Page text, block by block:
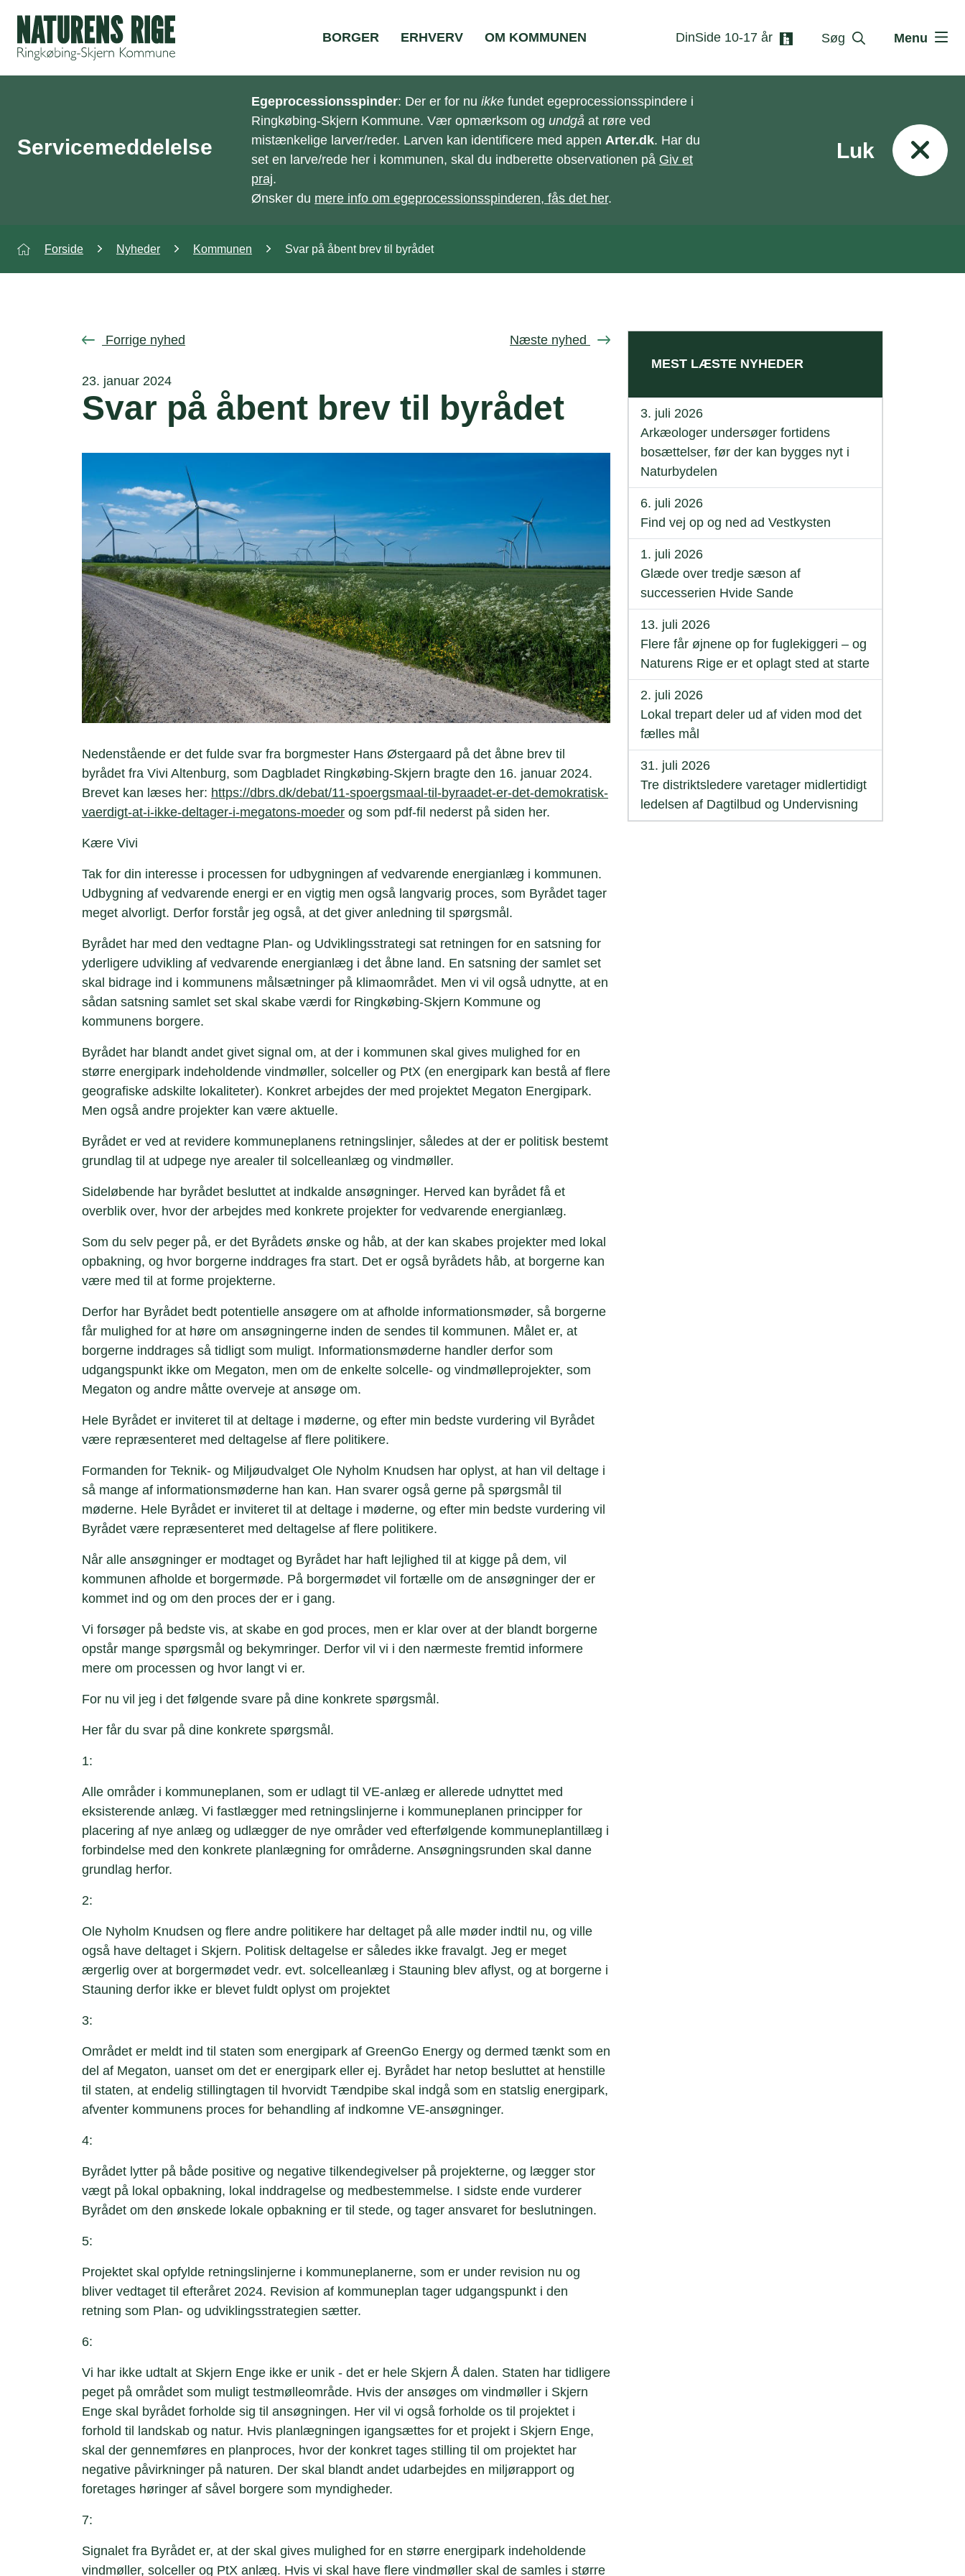
BORGER ERHVERV OM KOMMUNEN DinSide 10-17 år Søg Menu
Servicemeddelelse
Egeprocessionsspinder: Der er for nu ikke fundet egeprocessionsspindere i
Ringkøbing-Skjern Kommune. Vær opmærksom og undgå at røre ved
mistænkelige larver/reder. Larven kan identificere med appen Arter.dk. Har du
set en larve/rede her i kommunen, skal du indberette observationen på Giv et
praj.
Ønsker du mere info om egeprocessionsspinderen, fås det her.
Luk
Forside Nyheder Kommunen Svar på åbent brev til byrådet
Forrige nyhed Næste nyhed
23. januar 2024
Svar på åbent brev til byrådet
Nedenstående er det fulde svar fra borgmester Hans Østergaard på det åbne brev til
byrådet fra Vivi Altenburg, som Dagbladet Ringkøbing-Skjern bragte den 16. januar 2024.
Brevet kan læses her: https://dbrs.dk/debat/11-spoergsmaal-til-byraadet-er-det-demokratisk-
vaerdigt-at-i-ikke-deltager-i-megatons-moeder og som pdf-fil nederst på siden her.
Kære Vivi
Tak for din interesse i processen for udbygningen af vedvarende energianlæg i kommunen.
Udbygning af vedvarende energi er en vigtig men også langvarig proces, som Byrådet tager
meget alvorligt. Derfor forstår jeg også, at det giver anledning til spørgsmål.
Byrådet har med den vedtagne Plan- og Udviklingsstrategi sat retningen for en satsning for
yderligere udvikling af vedvarende energianlæg i det åbne land. En satsning der samlet set
skal bidrage ind i kommunens målsætninger på klimaområdet. Men vi vil også udnytte, at en
sådan satsning samlet set skal skabe værdi for Ringkøbing-Skjern Kommune og
kommunens borgere.
Byrådet har blandt andet givet signal om, at der i kommunen skal gives mulighed for en
større energipark indeholdende vindmøller, solceller og PtX (en energipark kan bestå af flere
geografiske adskilte lokaliteter). Konkret arbejdes der med projektet Megaton Energipark.
Men også andre projekter kan være aktuelle.
Byrådet er ved at revidere kommuneplanens retningslinjer, således at der er politisk bestemt
grundlag til at udpege nye arealer til solcelleanlæg og vindmøller.
Sideløbende har byrådet besluttet at indkalde ansøgninger. Herved kan byrådet få et
overblik over, hvor der arbejdes med konkrete projekter for vedvarende energianlæg.
Som du selv peger på, er det Byrådets ønske og håb, at der kan skabes projekter med lokal
opbakning, og hvor borgerne inddrages fra start. Det er også byrådets håb, at borgerne kan
være med til at forme projekterne.
Derfor har Byrådet bedt potentielle ansøgere om at afholde informationsmøder, så borgerne
får mulighed for at høre om ansøgningerne inden de sendes til kommunen. Målet er, at
borgerne inddrages så tidligt som muligt. Informationsmøderne handler derfor som
udgangspunkt ikke om Megaton, men om de enkelte solcelle- og vindmølleprojekter, som
Megaton og andre måtte overveje at ansøge om.
Hele Byrådet er inviteret til at deltage i møderne, og efter min bedste vurdering vil Byrådet
være repræsenteret med deltagelse af flere politikere.
Formanden for Teknik- og Miljøudvalget Ole Nyholm Knudsen har oplyst, at han vil deltage i
så mange af informationsmøderne han kan. Han svarer også gerne på spørgsmål til
møderne. Hele Byrådet er inviteret til at deltage i møderne, og efter min bedste vurdering vil
Byrådet være repræsenteret med deltagelse af flere politikere.
Når alle ansøgninger er modtaget og Byrådet har haft lejlighed til at kigge på dem, vil
kommunen afholde et borgermøde. På borgermødet vil fortælle om de ansøgninger der er
kommet ind og om den proces der er i gang.
Vi forsøger på bedste vis, at skabe en god proces, men er klar over at der blandt borgerne
opstår mange spørgsmål og bekymringer. Derfor vil vi i den nærmeste fremtid informere
mere om processen og hvor langt vi er.
For nu vil jeg i det følgende svare på dine konkrete spørgsmål.
Her får du svar på dine konkrete spørgsmål.
1:
Alle områder i kommuneplanen, som er udlagt til VE-anlæg er allerede udnyttet med
eksisterende anlæg. Vi fastlægger med retningslinjerne i kommuneplanen principper for
placering af nye anlæg og udlægger de nye områder ved efterfølgende kommuneplantillæg i
forbindelse med den konkrete planlægning for områderne. Ansøgningsrunden skal danne
grundlag herfor.
2:
Ole Nyholm Knudsen og flere andre politikere har deltaget på alle møder indtil nu, og ville
også have deltaget i Skjern. Politisk deltagelse er således ikke fravalgt. Jeg er meget
ærgerlig over at borgermødet vedr. evt. solcelleanlæg i Stauning blev aflyst, og at borgerne i
Stauning derfor ikke er blevet fuldt oplyst om projektet
3:
Området er meldt ind til staten som energipark af GreenGo Energy og dermed tænkt som en
del af Megaton, uanset om det er energipark eller ej. Byrådet har netop besluttet at henstille
til staten, at endelig stillingtagen til hvorvidt Tændpibe skal indgå som en statslig energipark,
afventer kommunens proces for behandling af indkomne VE-ansøgninger.
4:
Byrådet lytter på både positive og negative tilkendegivelser på projekterne, og lægger stor
vægt på lokal opbakning, lokal inddragelse og medbestemmelse. I sidste ende vurderer
Byrådet om den ønskede lokale opbakning er til stede, og tager ansvaret for beslutningen.
5:
Projektet skal opfylde retningslinjerne i kommuneplanerne, som er under revision nu og
bliver vedtaget til efteråret 2024. Revision af kommuneplan tager udgangspunkt i den
retning som Plan- og udviklingsstrategien sætter.
6:
Vi har ikke udtalt at Skjern Enge ikke er unik - det er hele Skjern Å dalen. Staten har tidligere
peget på området som muligt testmølleområde. Hvis der ansøges om vindmøller i Skjern
Enge skal byrådet forholde sig til ansøgningen. Her vil vi også forholde os til projektet i
forhold til landskab og natur. Hvis planlægningen igangsættes for et projekt i Skjern Enge,
skal der gennemføres en planproces, hvor der konkret tages stilling til om projektet har
negative påvirkninger på naturen. Der skal blandt andet udarbejdes en miljørapport og
foretages høringer af såvel borgere som myndigheder.
7:
Signalet fra Byrådet er, at der skal gives mulighed for en større energipark indeholdende
vindmøller, solceller og PtX anlæg. Hvis vi skal have flere vindmøller skal de samles i større
MEST LÆSTE NYHEDER
3. juli 2026
Arkæologer undersøger fortidens
bosættelser, før der kan bygges nyt i
Naturbydelen
6. juli 2026
Find vej op og ned ad Vestkysten
1. juli 2026
Glæde over tredje sæson af
successerien Hvide Sande
13. juli 2026
Flere får øjnene op for fuglekiggeri – og
Naturens Rige er et oplagt sted at starte
2. juli 2026
Lokal trepart deler ud af viden mod det
fælles mål
31. juli 2026
Tre distriktsledere varetager midlertidigt
ledelsen af Dagtilbud og Undervisning